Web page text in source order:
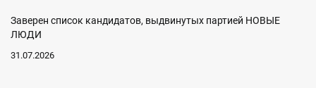
Заверен список кандидатов, выдвинутых партией НОВЫЕ
ЛЮДИ
31.07.2026